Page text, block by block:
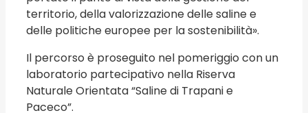
territorio, della valorizzazione delle saline e
delle politiche europee per la sostenibilità».
Il percorso è proseguito nel pomeriggio con un
laboratorio partecipativo nella Riserva
Naturale Orientata “Saline di Trapani e
Paceco”.